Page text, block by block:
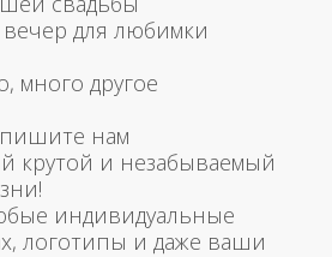
для любимки
много другое
нам
крутой и незабываемый
индивидуальные
логотипы и даже ваши